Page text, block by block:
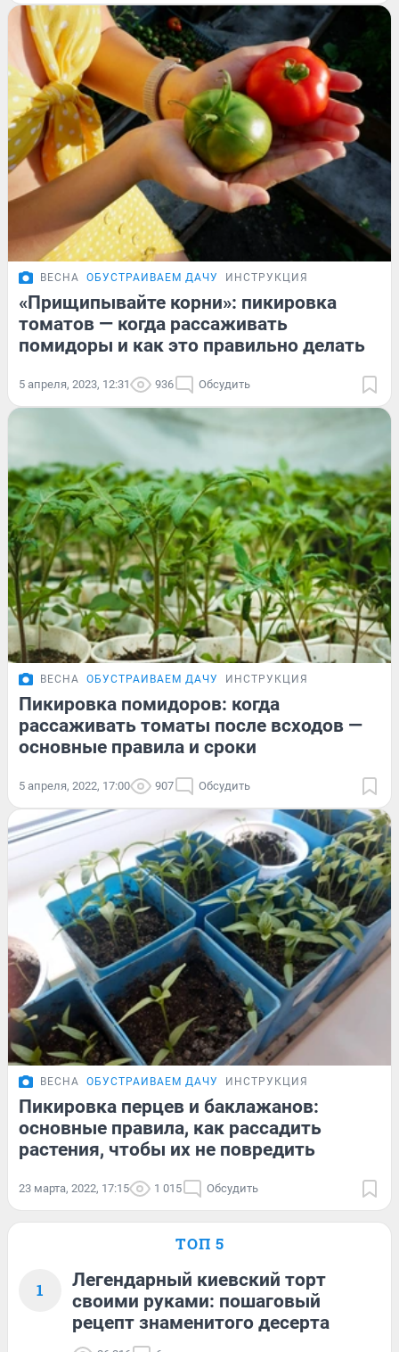
ВЕСНА ОБУСТРАИВАЕМ ДАЧУ ИНСТРУКЦИЯ
«Прищипывайте корни»: пикировка
томатов — когда рассаживать
помидоры и как это правильно делать
5 апреля, 2023, 12:31 936 Обсудить
ВЕСНА ОБУСТРАИВАЕМ ДАЧУ ИНСТРУКЦИЯ
Пикировка помидоров: когда
рассаживать томаты после всходов —
основные правила и сроки
5 апреля, 2022, 17:00 907 Обсудить
ВЕСНА ОБУСТРАИВАЕМ ДАЧУ ИНСТРУКЦИЯ
Пикировка перцев и баклажанов:
основные правила, как рассадить
растения, чтобы их не повредить
23 марта, 2022, 17:15 1 015 Обсудить
ТОП 5
1
Легендарный киевский торт
своими руками: пошаговый
рецепт знаменитого десерта